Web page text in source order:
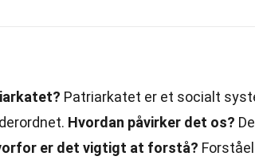
Patriarkatet er et socialt
Hvordan påvirker det os?
er det vigtigt at forstå?